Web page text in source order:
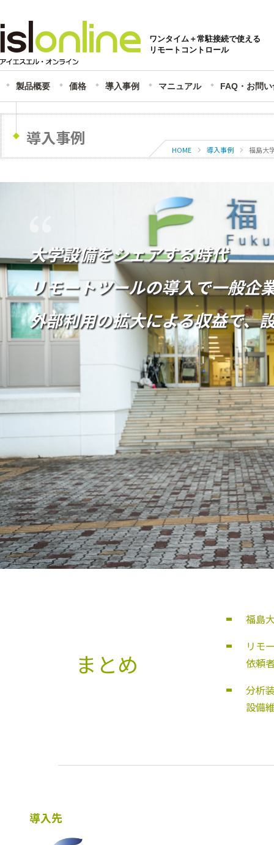
ワンタイム＋常駐接続で使える
リモートコントロール
製品概要 価格 導入事例 マニュアル FAQ・お問
導入事例
HOME 導入事例 福島大
大学設備をシェアする時代
リモートツールの導入で一般企
外部利用の拡大による収益で、
まとめ
福島
リモ
依頼
分析
設備
導入先